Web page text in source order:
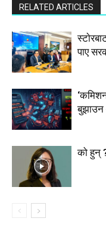
RELATED ARTICLES
पाए
बुझाउन
को हुन्